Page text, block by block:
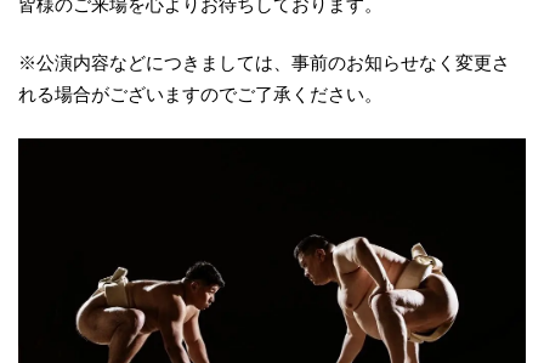
※公演内容などにつきましては、事前のお知らせなく変更さ
れる場合がございますのでご了承ください。